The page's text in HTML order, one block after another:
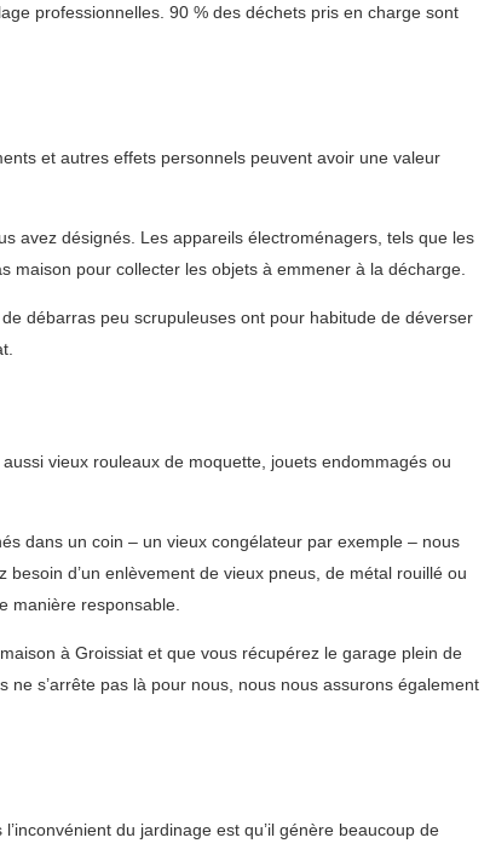
professionnelles. 90 % des déchets pris en charge sont
et autres effets personnels peuvent avoir une valeur
avez désignés. Les appareils électroménagers, tels que les
pour collecter les objets à emmener à la décharge.
débarras peu scrupuleuses ont pour habitude de déverser
vieux rouleaux de moquette, jouets endommagés ou
dans un coin – un vieux congélateur par exemple – nous
d’un enlèvement de vieux pneus, de métal rouillé ou
manière responsable.
à Groissiat et que vous récupérez le garage plein de
s’arrête pas là pour nous, nous nous assurons également
du jardinage est qu’il génère beaucoup de